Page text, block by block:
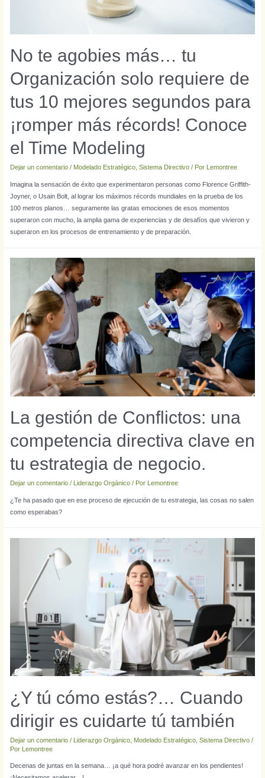
No te agobies más… tu
Organización solo requiere de
tus 10 mejores segundos para
¡romper más récords! Conoce
el Time Modeling
Dejar un comentario / Modelado Estratégico, Sistema Directivo/ Por Lemontree
Imagina la sensación de éxito que experimentaron personas como Florence Griffith-
Joyner, o Usain Bolt, al lograr los máximos récords mundiales en la prueba de los
100 metros planos… seguramente las gratas emociones de esos momentos
superaron con mucho, la amplia gama de experiencias y de desafíos que vivieron y
superaron en los procesos de entrenamiento y de preparación.
La gestión de Conflictos: una
competencia directiva clave en
tu estrategia de negocio.
Dejar un comentario / Liderazgo Orgánico/ Por Lemontree
¿Te ha pasado que en ese proceso de ejecución de tu estrategia, las cosas no salen
como esperabas?
¿Y tú cómo estás?… Cuando
dirigir es cuidarte tú también
Dejar un comentario / Liderazgo Orgánico, Modelado Estratégico, Sistema Directivo/
Por Lemontree
Decenas de juntas en la semana… ¡a qué hora podré avanzar en los pendientes!